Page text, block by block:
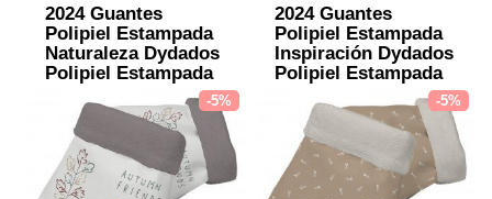
2024 Guantes
Polipiel Estampada
Naturaleza Dydados
Polipiel Estampada
-5%
2024 Guantes
Polipiel Estampada
Inspiración Dydados
Polipiel Estampada
-5%